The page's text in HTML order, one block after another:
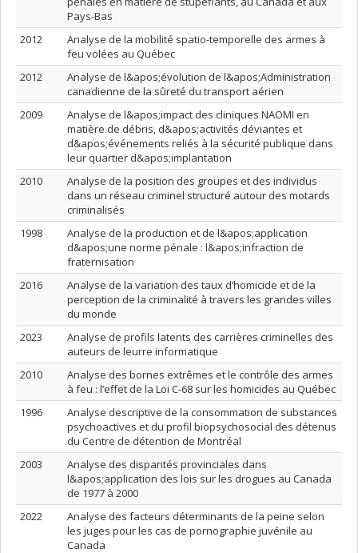
Pays-Bas
2012
Analyse de la mobilité spatio-temporelle des armes à
feu volées au Québec
2012
Analyse de l&apos;évolution de l&apos;Administration
canadienne de la sûreté du transport aérien
2009
Analyse de l&apos;impact des cliniques NAOMI en
matière de débris, d&apos;activités déviantes et
d&apos;événements reliés à la sécurité publique dans
leur quartier d&apos;implantation
2010
Analyse de la position des groupes et des individus
dans un réseau criminel structuré autour des motards
criminalisés
1998
Analyse de la production et de l&apos;application
d&apos;une norme pénale : l&apos;infraction de
fraternisation
2016
Analyse de la variation des taux d’homicide et de la
perception de la criminalité à travers les grandes villes
du monde
2023
Analyse de profils latents des carrières criminelles des
auteurs de leurre informatique
2010
Analyse des bornes extrêmes et le contrôle des armes
à feu : l’effet de la Loi C-68 sur les homicides au Québec
1996
Analyse descriptive de la consommation de substances
psychoactives et du profil biopsychosocial des détenus
du Centre de détention de Montréal
2003
Analyse des disparités provinciales dans
l&apos;application des lois sur les drogues au Canada
de 1977 à 2000
2022
Analyse des facteurs déterminants de la peine selon
les juges pour les cas de pornographie juvénile au
Canada